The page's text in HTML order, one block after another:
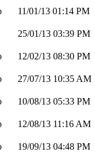
11/01/13 01:14 PM
25/01/13 03:39 PM
12/02/13 08:30 PM
27/07/13 10:35 AM
10/08/13 05:33 PM
12/08/13 11:16 AM
19/09/13 04:48 PM